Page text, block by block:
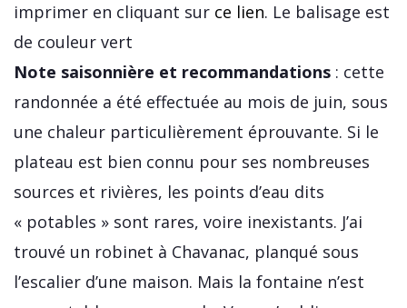
imprimer en cliquant sur ce lien. Le balisage est
de couleur vert
Note saisonnière et recommandations : cette
randonnée a été effectuée au mois de juin, sous
une chaleur particulièrement éprouvante. Si le
plateau est bien connu pour ses nombreuses
sources et rivières, les points d’eau dits
« potables » sont rares, voire inexistants. J’ai
trouvé un robinet à Chavanac, planqué sous
l’escalier d’une maison. Mais la fontaine n’est